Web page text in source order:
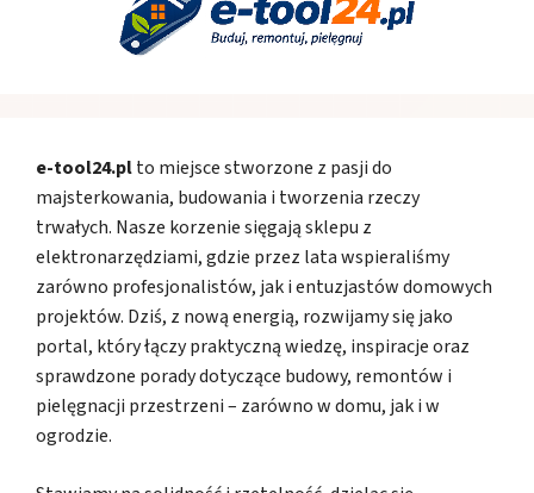
e-tool24.plto miejsce stworzone z pasji do
majsterkowania, budowania i tworzenia rzeczy
trwałych. Nasze korzenie sięgają sklepu z
elektronarzędziami, gdzie przez lata wspieraliśmy
zarówno profesjonalistów, jak i entuzjastów domowych
projektów. Dziś, z nową energią, rozwijamy się jako
portal, który łączy praktyczną wiedzę, inspiracje oraz
sprawdzone porady dotyczące budowy, remontów i
pielęgnacji przestrzeni – zarówno w domu, jak i w
ogrodzie.